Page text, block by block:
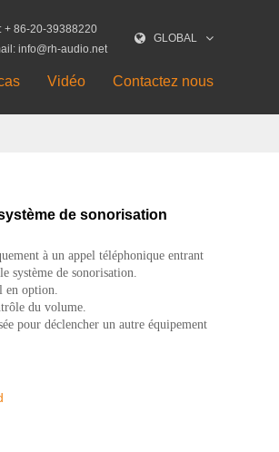
GLOBAL
+ 86-20-39388220
info@rh-audio.net
Vidéo Contactez nous
de sonorisation
à un appel téléphonique entrant
système de sonorisation.
en option.
du volume.
pour déclencher un autre équipement